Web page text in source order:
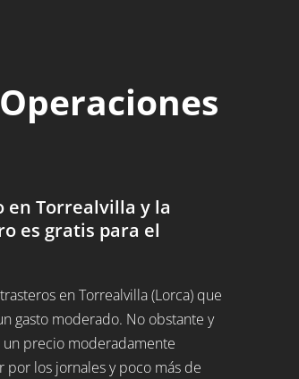
en Torrealvilla y la
es gratis para el
en Torrealvilla (Lorca) que
gasto moderado. No obstante y
un precio moderadamente
los jornales y poco más de